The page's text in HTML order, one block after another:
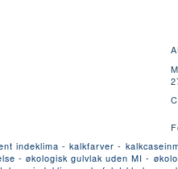
indeklima - kalkfarver -
- økologisk gulvlak uden MI -